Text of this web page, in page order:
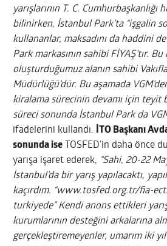
yarışlarının T. C. Cumhurbaşkanlığı
bilinirken, İstanbul Park’ta “işgalin
kullananlar, maksadını da haddini
Park markasının sahibi FİYAŞ’tır. Bu
oluşturduğumuz alanın sahibi
Müdürlüğü’dür. Bu aşamada
kiralama sürecinin devamı için teyit
süreci sonunda İstanbul Park da
ifadelerini kullandı.
İTO Başkanı
sonunda ise TOSFED’in daha önce
yarışa işaret ederek, “Sahi, 20-22
İstanbul’da bir yarış yapılacaktı,
kaçırdım. “www.tosfed.org.tr/fia-
turkiyede” Kendi anons ettikleri
kurumlarının desteğini arkalarına
gerçekleştiremeyenler, umarım iki